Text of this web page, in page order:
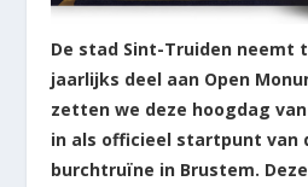
De stad Sint-Truiden
jaarlijks deel aan Open
zetten we deze hoogdag
in als officieel startpunt van
burchtruïne in Brustem.